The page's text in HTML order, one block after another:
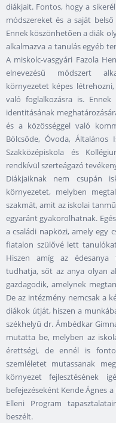
diákjait. Fontos, hogy a
módszereket és a saját
Ennek köszönhetően a diák
alkalmazva a tanulás egyéb
A miskolc-vasgyári Fazola
elnevezésű módszert
környezetet képes
való foglalkozásra is.
identitásának
és a közösséggel való
Bölcsőde, Óvoda, Általános
Szakközépiskola és
rendkívül szerteágazó
Diákjaiknak nem csupán
környezetet, melyben
szakmát, amit az iskolai
egyaránt gyakorolhatnak.
a családi napközi, amely egy
fiatalon szülővé lett
Hiszen amíg az édesanya
tudhatja, sőt az anya olyan
gazdagodik, amelynek
De az intézmény nemcsak a
diákok útját, hiszen a
székhelyű dr. Ámbédkar
mutatta be, melyben az
érettségi, de ennél is
szemléletet mutassanak
környezet fejlesztésének
befejezéseként Kende Ágnes
Elleni Program
beszélt.